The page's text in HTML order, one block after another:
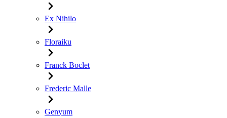
Ex Nihilo
Floraiku
Franck Boclet
Frederic Malle
Genyum